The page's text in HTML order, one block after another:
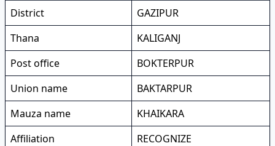
District
GAZIPUR
Thana
KALIGANJ
Post office
BOKTERPUR
Union name
BAKTARPUR
Mauza name
KHAIKARA
Affiliation
RECOGNIZE